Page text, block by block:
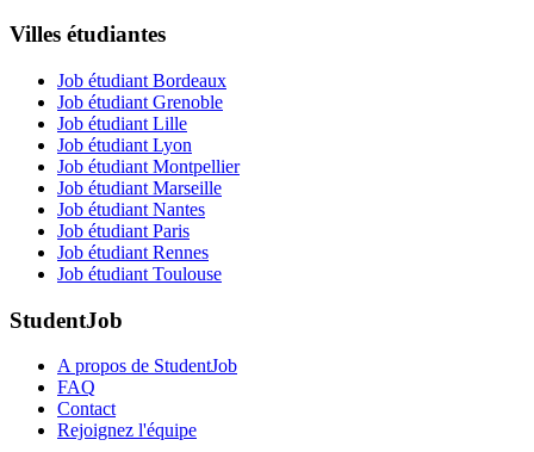
Villes étudiantes
Job étudiant Bordeaux
Job étudiant Grenoble
Job étudiant Lille
Job étudiant Lyon
Job étudiant Montpellier
Job étudiant Marseille
Job étudiant Nantes
Job étudiant Paris
Job étudiant Rennes
Job étudiant Toulouse
StudentJob
A propos de StudentJob
FAQ
Contact
Rejoignez l'équipe